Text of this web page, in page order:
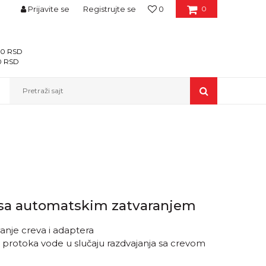
0
0
Prijavite se Registrujte se
RSD
RSD
Pretraži sajt
automatskim zatvaranjem
creva i adaptera
vode u slučaju razdvajanja sa crevom